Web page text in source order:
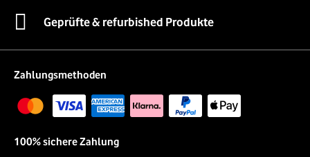
Geprüfte & refurbished Produkte
Zahlungsmethoden
100% sichere Zahlung